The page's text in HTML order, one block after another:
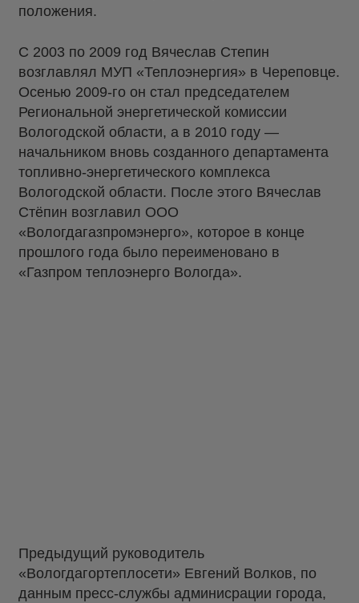
положения.
С 2003 по 2009 год Вячеслав Степин
возглавлял МУП «Теплоэнергия» в Череповце.
Осенью 2009-го он стал председателем
Региональной энергетической комиссии
Вологодской области, а в 2010 году —
начальником вновь созданного департамента
топливно-энергетического комплекса
Вологодской области. После этого Вячеслав
Стёпин возглавил ООО
«Вологдагазпромэнерго», которое в конце
прошлого года было переименовано в
«Газпром теплоэнерго Вологда».
Предыдущий руководитель
«Вологдагортеплосети» Евгений Волков, по
данным пресс-службы админисрации города,